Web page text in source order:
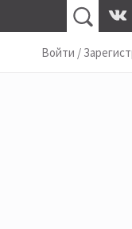
Войти /